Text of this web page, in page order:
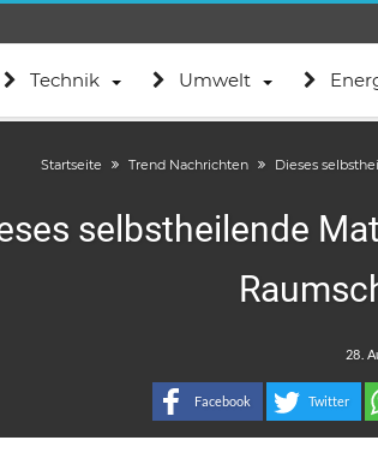
Technik Umwelt
Startseite Trend Nachrichten Dieses
selbstheilende
Facebook Twitter